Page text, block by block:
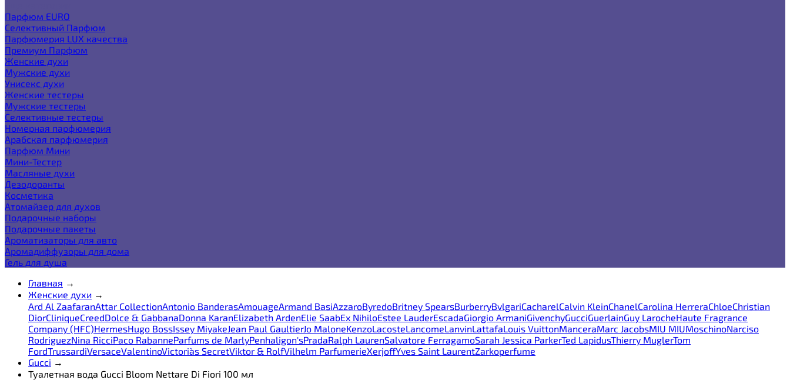
Парфюм EURO
Селективный Парфюм
Парфюмерия LUX качества
Премиум Парфюм
Женские духи
Мужские духи
Унисекс духи
Женские тестеры
Мужские тестеры
Селективные тестеры
Номерная парфюмерия
Арабская парфюмерия
Парфюм Мини
Мини-Тестер
Масляные духи
Дезодоранты
Косметика
Атомайзер для духов
Подарочные наборы
Подарочные пакеты
Ароматизаторы для авто
Аромадиффузоры для дома
Гель для душа
Главная →
Женские духи →
Ard Al ZaafaranAttar CollectionAntonio BanderasAmouageArmand BasiAzzaroByredoBritney SpearsBurberryBvlgariCacharelCalvin KleinChanelCarolina HerreraChloeChristian
DiorCliniqueCreedDolce & GabbanaDonna KaranElizabeth ArdenElie SaabEx NihiloEstee LauderEscadaGiorgio ArmaniGivenchyGucciGuerlainGuy LarocheHaute Fragrance
Company (HFC)HermesHugo BossIssey MiyakeJean Paul GaultierJo MaloneKenzoLacosteLancomeLanvinLattafaLouis VuittonManceraMarc JacobsMIU MIUMoschinoNarciso
RodriguezNina RicciPaco RabanneParfums de MarlyPenhaligon'sPradaRalph LaurenSalvatore FerragamoSarah Jessica ParkerTed LapidusThierry MuglerTom
FordTrussardiVersaceValentinoVictoria`s SecretViktor & RolfVilhelm ParfumerieXerjoffYves Saint LaurentZarkoperfume
Gucci →
Туалетная вода Gucci Bloom Nettare Di Fiori 100 мл